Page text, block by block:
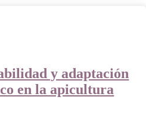
y adaptación
en la apicultura